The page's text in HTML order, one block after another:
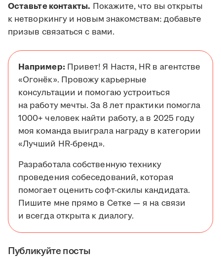
Оставьте контакты. Покажите, что вы открыты
к нетворкингу и новым знакомствам: добавьте
призыв связаться с вами.
Например:Привет! Я Настя, HR в агентстве
«Огонёк». Провожу карьерные
консультации и помогаю устроиться
на работу мечты. За 8 лет практики помогла
1000+ человек найти работу, а в 2025 году
моя команда выиграла награду в категории
«Лучший HR-бренд».
Разработала собственную технику
проведения собеседований, которая
помогает оценить софт-скилы кандидата.
Пишите мне прямо в Сетке — я на связи
и всегда открыта к диалогу.
Публикуйте посты